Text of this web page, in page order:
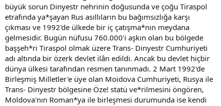
büyük sorun Dinyestr nehrinin doğusunda ve çoğu Tiraspol
etrafında ya*şayan Rus asıllıların bu bağımsızlığa karşı
çıkması ve 1992'de ülkede bir iç çatışma*nın meydana
gelmesidir. Bugün nüfusu 760.000'i aşkın olan bu bölgede
başşeh*ri Tiraspol olmak üzere Trans- Dinyestr Cumhuriyeti
adı altında bir özerk devlet ilân edildi. Ancak bu devlet hiçbir
dünya ülkesi tarafından resmen tanınmadı. 2 Mart 1992'de
Birleşmiş Milletler'e üye olan Moidova Cumhuriyeti, Rusya ile
Trans- Dinyestr bölgesine Öze! statü ve*rilmesini öngören,
Moldova'nın Roman*ya ile birleşmesi durumunda ise kendi